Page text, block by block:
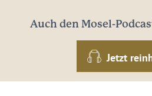
Auch den Mosel-
Jetzt